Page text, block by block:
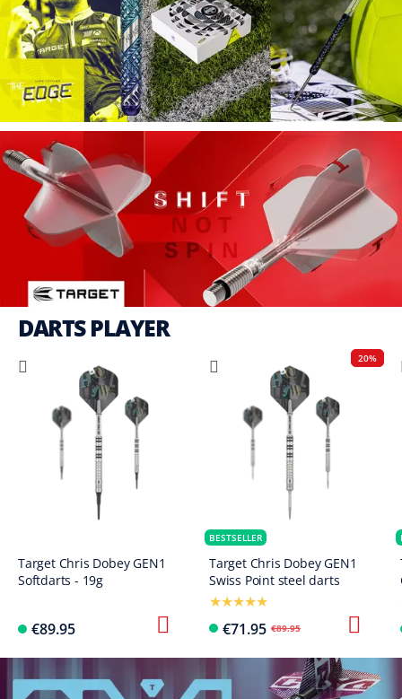
DARTS PLAYER
Target Chris Dobey GEN1
Softdarts - 19g
€89.95
20%
BESTSELLER
Target Chris Dobey GEN1
Swiss Point steel darts
€71.95 €89.95